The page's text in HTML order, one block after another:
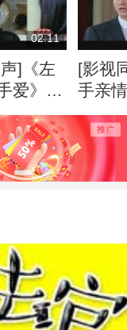
02:11
]《左
爱》热
绎恶
[影视
手亲
出正
绎“夹